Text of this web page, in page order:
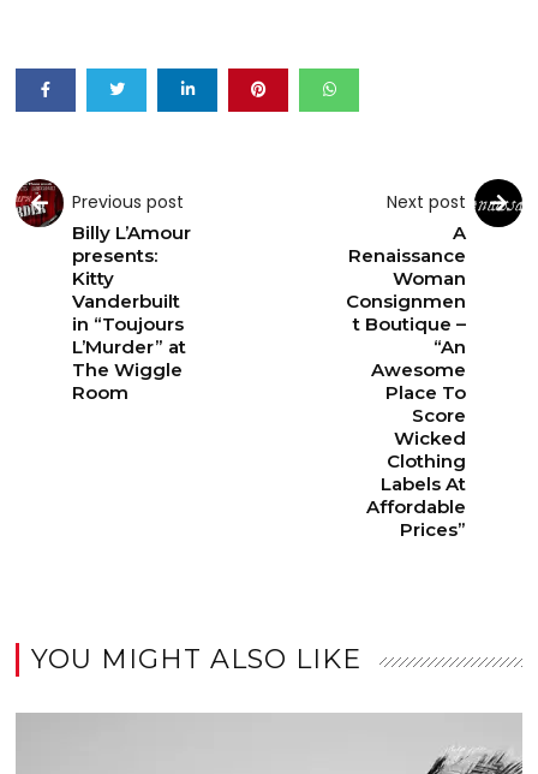
Previous post
Billy L’Amour
presents:
Kitty
Vanderbuilt
in “Toujours
L’Murder” at
The Wiggle
Room
Next post
A
Renaissance
Woman
Consignmen
t Boutique –
“An
Awesome
Place To
Score
Wicked
Clothing
Labels At
Affordable
Prices”
YOU MIGHT ALSO LIKE